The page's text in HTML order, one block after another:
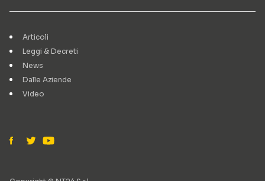
Articoli
Leggi & Decreti
News
Dalle Aziende
Video